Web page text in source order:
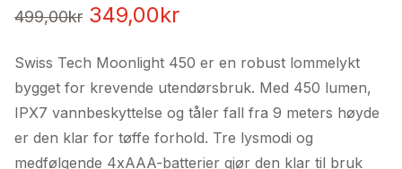
499,00kr Opprinnelig
var:
499,00kr.
349,00krNåværende
er:
349,00kr.
Swiss Tech Moonlight 450 er en robust lommelykt
bygget for krevende utendørsbruk. Med 450 lumen,
IPX7 vannbeskyttelse og tåler fall fra 9 meters høyde
er den klar for tøffe forhold. Tre lysmodi og
medfølgende 4xAAA-batterier gjør den klar til bruk